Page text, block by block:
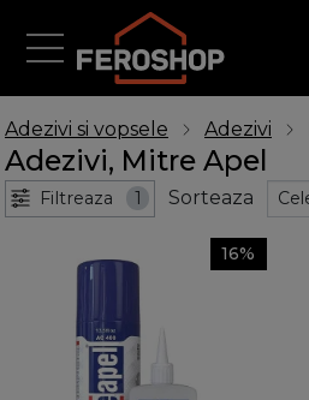
Adezivi si vopsele Adezivi
Adezivi, Mitre Apel
Filtreaza 1 Sorteaza
16%